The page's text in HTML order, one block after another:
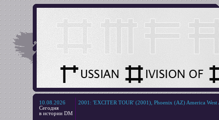
10.08.2026
Сегодня
в истории DM
2001 : 'EXCITER TOUR' (2001), Phoenix (AZ) America West